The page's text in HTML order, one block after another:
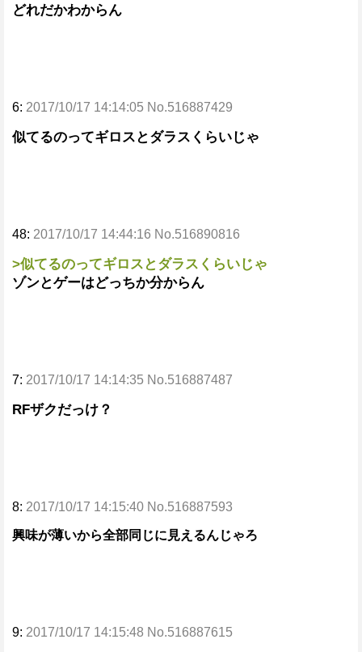
どれだかわからん
6: 2017/10/17 14:14:05 No.516887429
似てるのってギロスとダラスくらいじゃ
48: 2017/10/17 14:44:16 No.516890816
>似てるのってギロスとダラスくらいじゃ
ゾンとゲーはどっちか分からん
7: 2017/10/17 14:14:35 No.516887487
RFザクだっけ？
8: 2017/10/17 14:15:40 No.516887593
興味が薄いから全部同じに見えるんじゃろ
9: 2017/10/17 14:15:48 No.516887615